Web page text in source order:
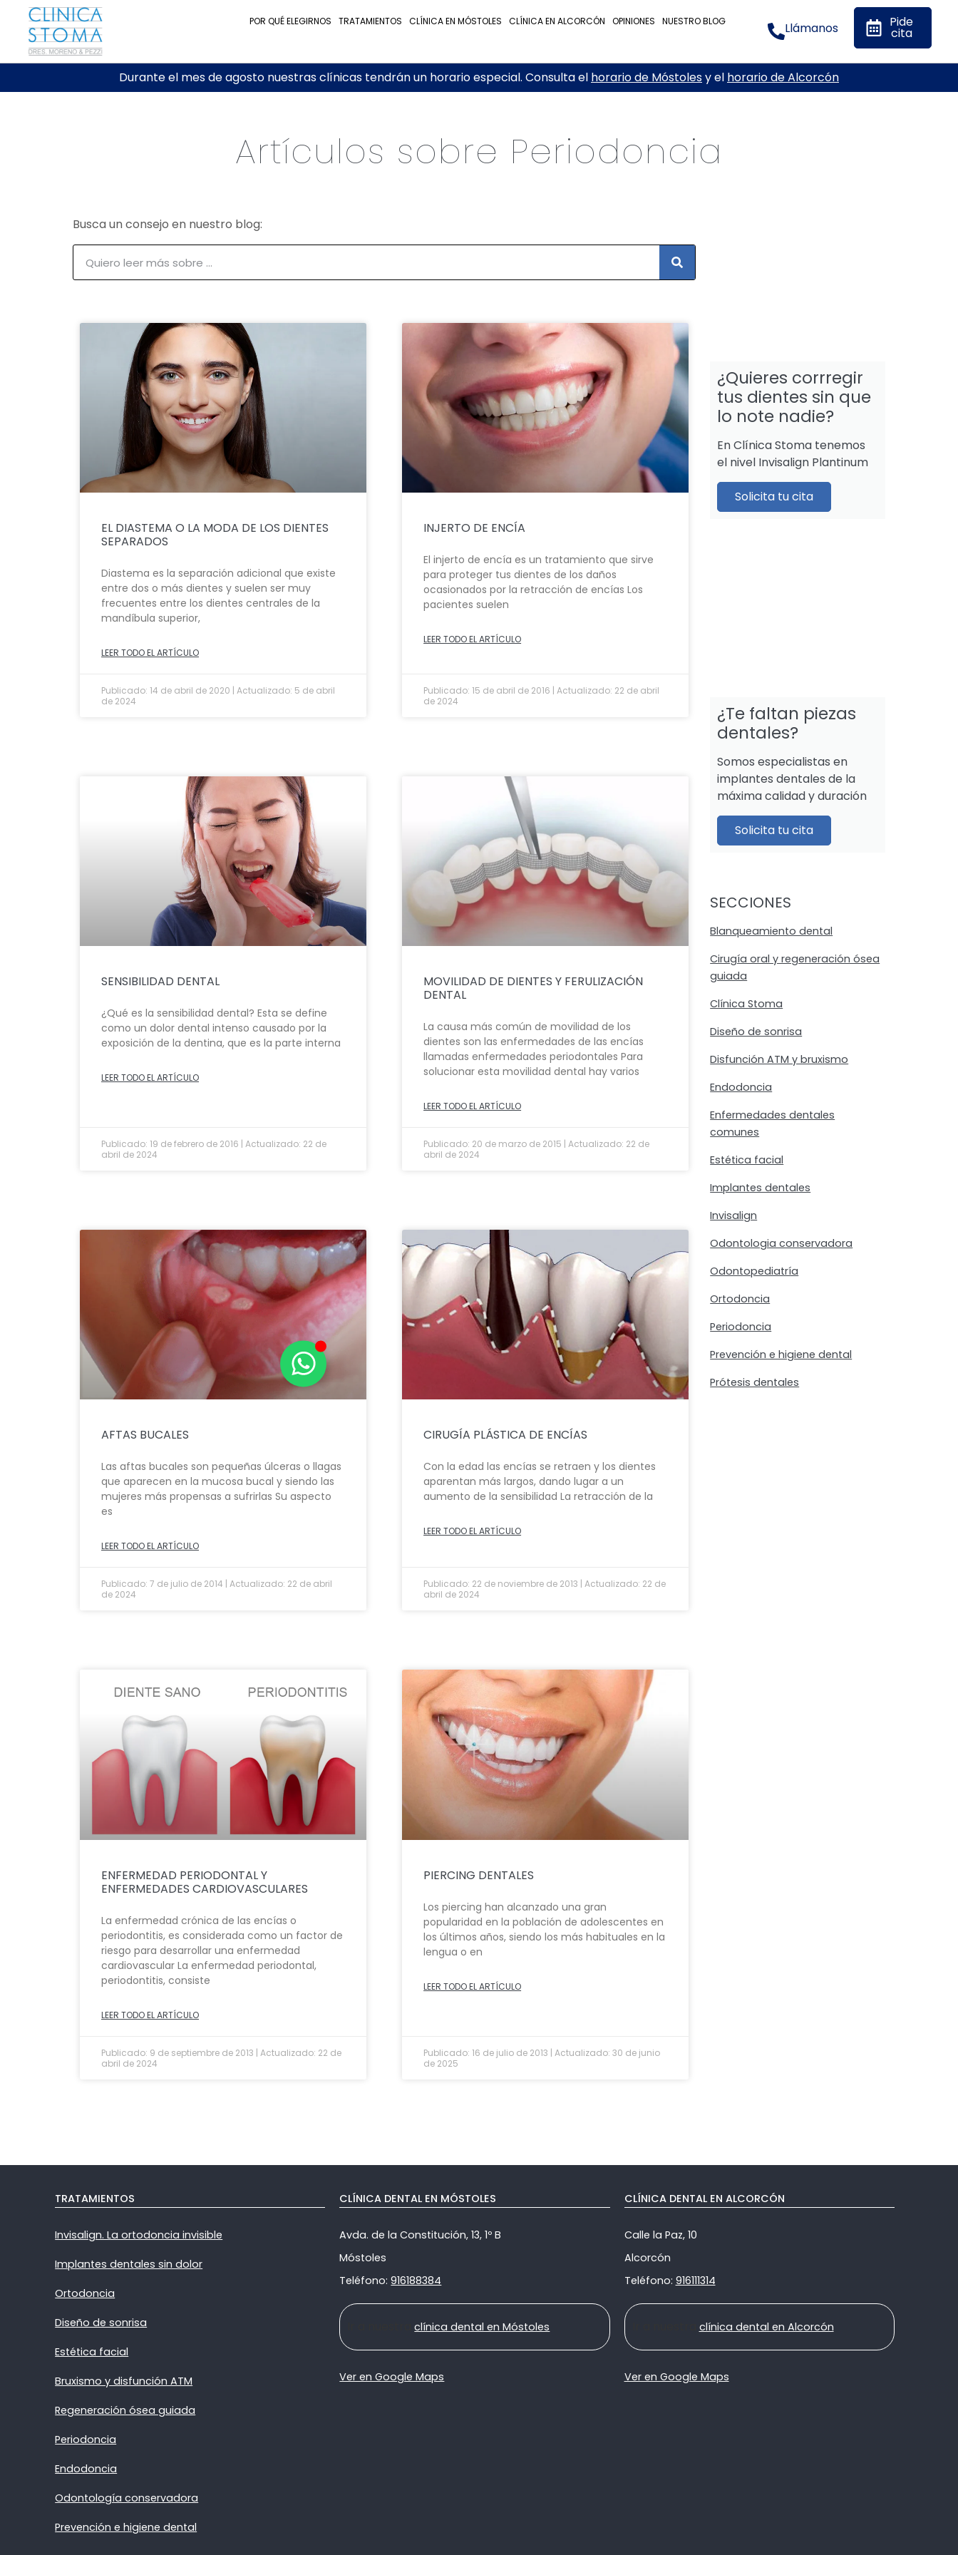
POR QUÉ ELEGIRNOS TRATAMIENTOS CLÍNICA EN MÓSTOLES CLÍNICA EN ALCORCÓN OPINIONES NUESTRO BLOG Llámanos Pide
cita
Durante el mes de agosto nuestras clínicas tendrán un horario especial. Consulta el horario de Móstolesy el horario de Alcorcón
Artículos sobre Periodoncia
Busca un consejo en nuestro blog:
EL DIASTEMA O LA MODA DE LOS DIENTES
SEPARADOS
Diastema es la separación adicional que existe
entre dos o más dientes y suelen ser muy
frecuentes entre los dientes centrales de la
mandíbula superior,
LEER TODO EL ARTÍCULO
Publicado: 14 de abril de 2020 | Actualizado: 5 de abril
de 2024
INJERTO DE ENCÍA
El injerto de encía es un tratamiento que sirve
para proteger tus dientes de los daños
ocasionados por la retracción de encías Los
pacientes suelen
LEER TODO EL ARTÍCULO
Publicado: 15 de abril de 2016 | Actualizado: 22 de abril
de 2024
SENSIBILIDAD DENTAL
¿Qué es la sensibilidad dental? Esta se define
como un dolor dental intenso causado por la
exposición de la dentina, que es la parte interna
LEER TODO EL ARTÍCULO
Publicado: 19 de febrero de 2016 | Actualizado: 22 de
abril de 2024
MOVILIDAD DE DIENTES Y FERULIZACIÓN
DENTAL
La causa más común de movilidad de los
dientes son las enfermedades de las encías
llamadas enfermedades periodontales Para
solucionar esta movilidad dental hay varios
LEER TODO EL ARTÍCULO
Publicado: 20 de marzo de 2015 | Actualizado: 22 de
abril de 2024
AFTAS BUCALES
Las aftas bucales son pequeñas úlceras o llagas
que aparecen en la mucosa bucal y siendo las
mujeres más propensas a sufrirlas Su aspecto
es
LEER TODO EL ARTÍCULO
Publicado: 7 de julio de 2014 | Actualizado: 22 de abril
de 2024
CIRUGÍA PLÁSTICA DE ENCÍAS
Con la edad las encías se retraen y los dientes
aparentan más largos, dando lugar a un
aumento de la sensibilidad La retracción de la
LEER TODO EL ARTÍCULO
Publicado: 22 de noviembre de 2013 | Actualizado: 22 de
abril de 2024
ENFERMEDAD PERIODONTAL Y
ENFERMEDADES CARDIOVASCULARES
La enfermedad crónica de las encías o
periodontitis, es considerada como un factor de
riesgo para desarrollar una enfermedad
cardiovascular La enfermedad periodontal,
periodontitis, consiste
LEER TODO EL ARTÍCULO
Publicado: 9 de septiembre de 2013 | Actualizado: 22 de
abril de 2024
PIERCING DENTALES
Los piercing han alcanzado una gran
popularidad en la población de adolescentes en
los últimos años, siendo los más habituales en la
lengua o en
LEER TODO EL ARTÍCULO
Publicado: 16 de julio de 2013 | Actualizado: 30 de junio
de 2025
¿Quieres corrregir
tus dientes sin que
lo note nadie?
En Clínica Stoma tenemos
el nivel Invisalign Plantinum
Solicita tu cita
¿Te faltan piezas
dentales?
Somos especialistas en
implantes dentales de la
máxima calidad y duración
Solicita tu cita
SECCIONES
Blanqueamiento dental
Cirugía oral y regeneración ósea
guiada
Clínica Stoma
Diseño de sonrisa
Disfunción ATM y bruxismo
Endodoncia
Enfermedades dentales
comunes
Estética facial
Implantes dentales
Invisalign
Odontologia conservadora
Odontopediatría
Ortodoncia
Periodoncia
Prevención e higiene dental
Prótesis dentales
TRATAMIENTOS
Invisalign. La ortodoncia invisible
Implantes dentales sin dolor
Ortodoncia
Diseño de sonrisa
Estética facial
Bruxismo y disfunción ATM
Regeneración ósea guiada
Periodoncia
Endodoncia
Odontología conservadora
Prevención e higiene dental
CLÍNICA DENTAL EN MÓSTOLES
Avda. de la Constitución, 13, 1º B
Móstoles
Teléfono:916188384
Ir a nuestraclínica dental en Móstoles
Ver en Google Maps
CLÍNICA DENTAL EN ALCORCÓN
Calle la Paz, 10
Alcorcón
Teléfono: 916111314
clínica dental en Alcorcón
Ver en Google Maps